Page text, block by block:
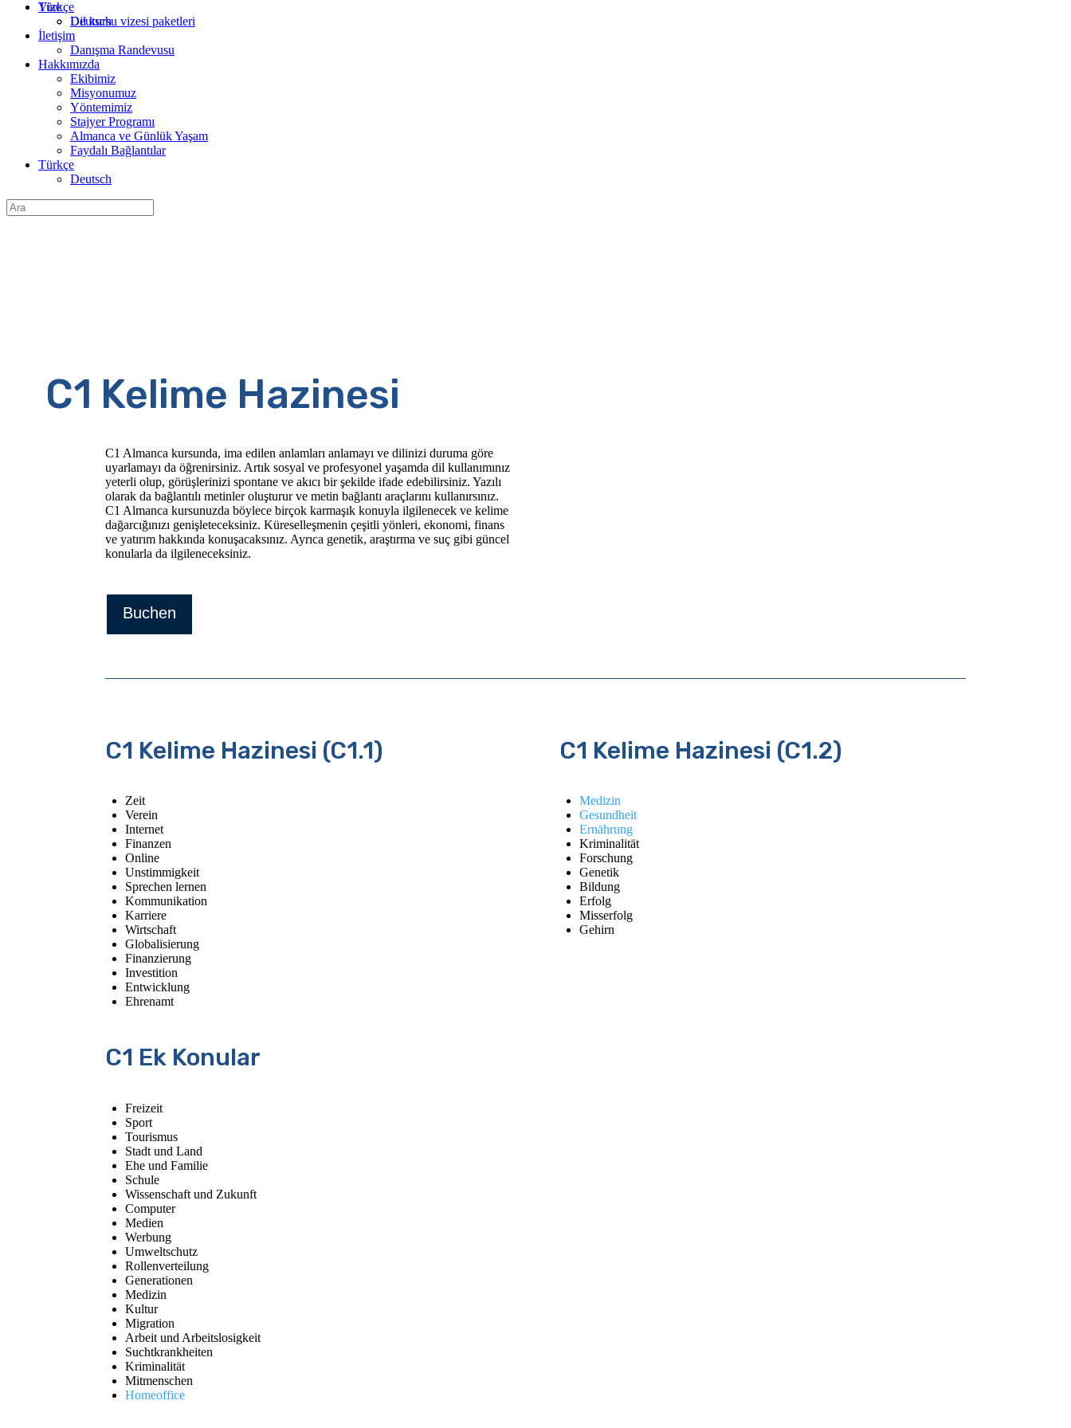
Türkçe
Deutsch
Vize
Dil kursu vizesi paketleri
İletişim
Danışma Randevusu
Hakkımızda
Ekibimiz
Misyonumuz
Yöntemimiz
Stajyer Programı
Almanca ve Günlük Yaşam
Faydalı Bağlantılar
Türkçe
Deutsch
Arama:
C1 Kelime Hazinesi
C1 Almanca kursunda, ima edilen anlamları anlamayı ve dilinizi duruma göre
uyarlamayı da öğrenirsiniz. Artık sosyal ve profesyonel yaşamda dil kullanımınız
yeterli olup, görüşlerinizi spontane ve akıcı bir şekilde ifade edebilirsiniz. Yazılı
olarak da bağlantılı metinler oluşturur ve metin bağlantı araçlarını kullanırsınız.
C1 Almanca kursunuzda böylece birçok karmaşık konuyla ilgilenecek ve kelime
dağarcığınızı genişleteceksiniz. Küreselleşmenin çeşitli yönleri, ekonomi, finans
ve yatırım hakkında konuşacaksınız. Ayrıca genetik, araştırma ve suç gibi güncel
konularla da ilgileneceksiniz.
Buchen
C1 Kelime Hazinesi (C1.1)
Zeit
Verein
Internet
Finanzen
Online
Unstimmigkeit
Sprechen lernen
Kommunikation
Karriere
Wirtschaft
Globalisierung
Finanzierung
Investition
Entwicklung
Ehrenamt
C1 Ek Konular
Freizeit
Sport
Tourismus
Stadt und Land
Ehe und Familie
Schule
Wissenschaft und Zukunft
Computer
Medien
Werbung
Umweltschutz
Rollenverteilung
Generationen
Medizin
Kultur
Migration
Arbeit und Arbeitslosigkeit
Suchtkrankheiten
Kriminalität
Mitmenschen
Homeoffice
C1 Kelime Hazinesi (C1.2)
Medizin
Gesundheit
Ernährung
Kriminalität
Forschung
Genetik
Bildung
Erfolg
Misserfolg
Gehirn